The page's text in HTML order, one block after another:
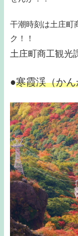
干潮時刻は土庄町
ク！！
土庄町商工観光
●寒霞渓（か